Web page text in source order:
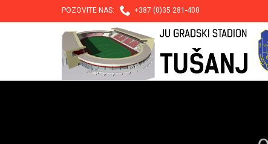
POZOVITE NAS:  +387 (0)35 281-400